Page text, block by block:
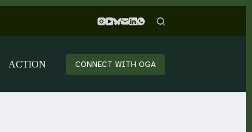
ACTION CONNECT WITH OGA